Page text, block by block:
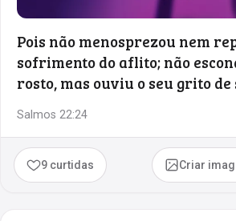
Pois não menosprezou nem
sofrimento do aflito; não
rosto, mas ouviu o seu grito
Salmos 22:24
9 curtidas Criar